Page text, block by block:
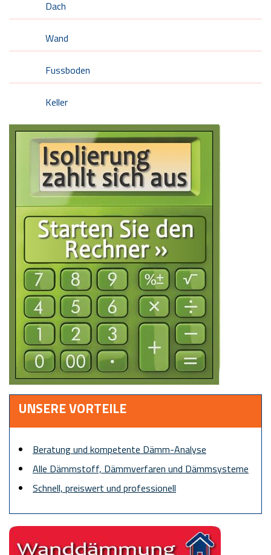
Dach
Wand
Fussboden
Keller
UNSERE VORTEILE
Beratung und kompetente Dämm-Analyse
Alle Dämmstoff, Dämmverfaren und Dämmsysteme
Schnell, preiswert und professionell